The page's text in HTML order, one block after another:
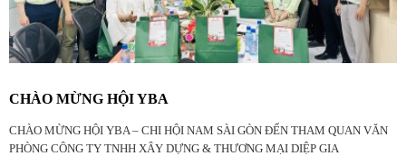
CHÀO MỪNG HỘI YBA
CHÀO MỪNG HỘI YBA – CHI HỘI NAM SÀI GÒN ĐẾN THAM QUAN VĂN
PHÒNG CÔNG TY TNHH XÂY DỰNG & THƯƠNG MẠI DIỆP GIA